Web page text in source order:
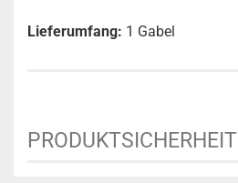
Lieferumfang: 1 Gabel
PRODUKTSICHERHEIT